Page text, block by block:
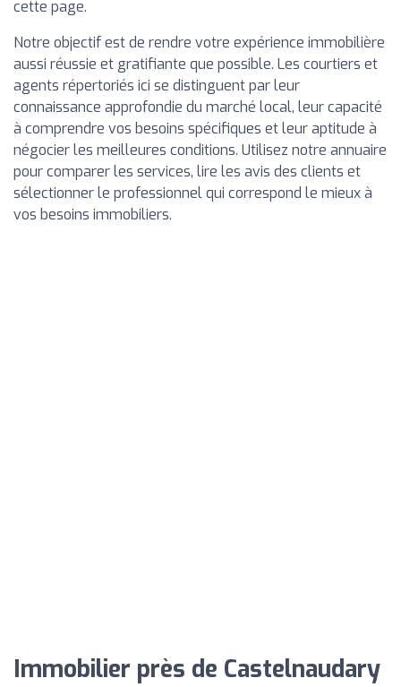
cette page.
Notre objectif est de rendre votre expérience immobilière
aussi réussie et gratifiante que possible. Les courtiers et
agents répertoriés ici se distinguent par leur
connaissance approfondie du marché local, leur capacité
à comprendre vos besoins spécifiques et leur aptitude à
négocier les meilleures conditions. Utilisez notre annuaire
pour comparer les services, lire les avis des clients et
sélectionner le professionnel qui correspond le mieux à
vos besoins immobiliers.
Immobilier près de Castelnaudary